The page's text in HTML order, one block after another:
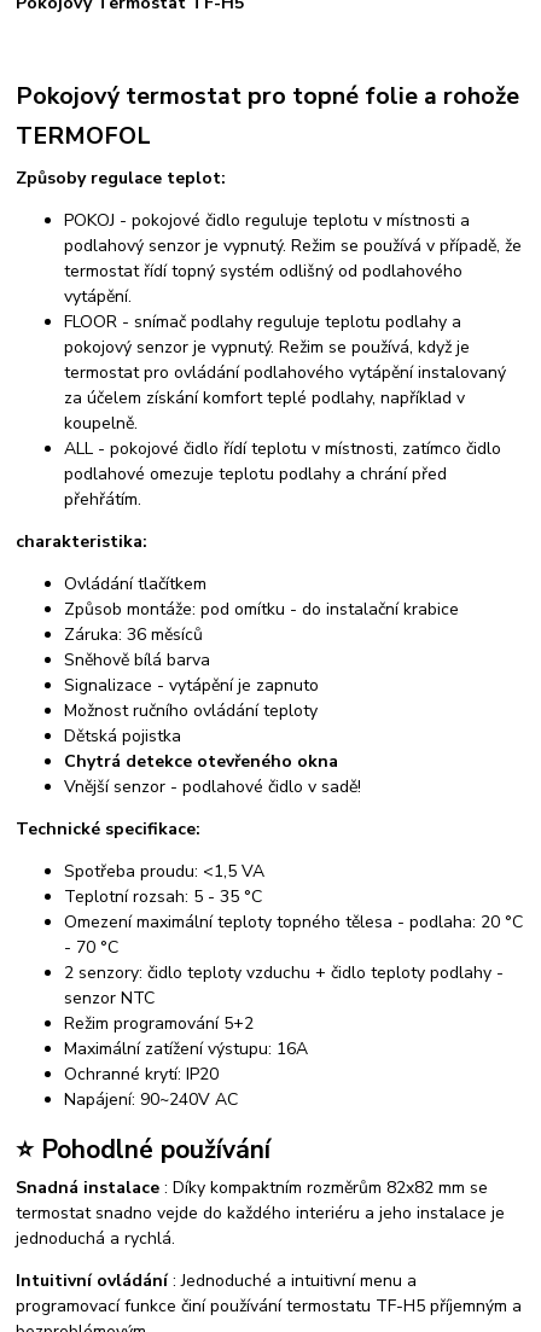
Pokojový termostat pro topné folie a rohože
TERMOFOL
Způsoby regulace teplot:
POKOJ - pokojové čidlo reguluje teplotu v místnosti a
podlahový senzor je vypnutý. Režim se používá v případě, že
termostat řídí topný systém odlišný od podlahového
vytápění.
FLOOR - snímač podlahy reguluje teplotu podlahy a
pokojový senzor je vypnutý. Režim se používá, když je
termostat pro ovládání podlahového vytápění instalovaný
za účelem získání komfort teplé podlahy, například v
koupelně.
ALL - pokojové čidlo řídí teplotu v místnosti, zatímco čidlo
podlahové omezuje teplotu podlahy a chrání před
přehřátím.
charakteristika:
Ovládání tlačítkem
Způsob montáže: pod omítku - do instalační krabice
Záruka: 36 měsíců
Sněhově bílá barva
Signalizace - vytápění je zapnuto
Možnost ručního ovládání teploty
Dětská pojistka
Chytrá detekce otevřeného okna
Vnější senzor - podlahové čidlo v sadě!
Technické specifikace:
Spotřeba proudu: <1,5 VA
Teplotní rozsah: 5 - 35 °C
Omezení maximální teploty topného tělesa - podlaha: 20 °C
- 70 °C
2 senzory: čidlo teploty vzduchu + čidlo teploty podlahy -
senzor NTC
Režim programování 5+2
Maximální zatížení výstupu: 16A
Ochranné krytí: IP20
Napájení: 90~240V AC
⭐ Pohodlné používání
Snadná instalace : Díky kompaktním rozměrům 82x82 mm se
termostat snadno vejde do každého interiéru a jeho instalace je
jednoduchá a rychlá.
Intuitivní ovládání: Jednoduché a intuitivní menu a
programovací funkce činí používání termostatu TF-H5 příjemným a